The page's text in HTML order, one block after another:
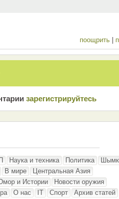
поощрить
зарeгиcтрирyйтeсь
Наука и техника Политика
В мире
Центральная Азия
и Истории
Новости оружия
О нас IT Спорт
Архив статей